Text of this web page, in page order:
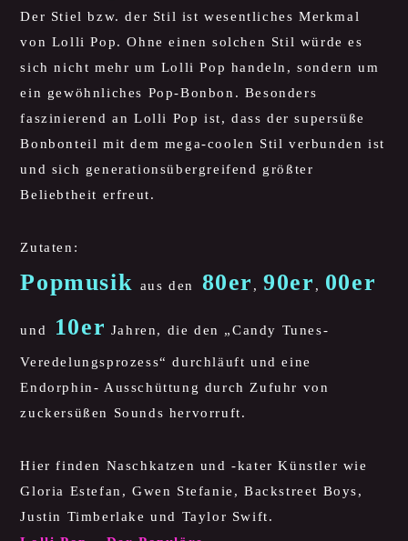
Der Stiel bzw. der Stil ist wesentliches Merkmal
von Lolli Pop. Ohne einen solchen Stil würde es
sich nicht mehr um Lolli Pop handeln, sondern um
ein gewöhnliches Pop-Bonbon. Besonders
faszinierend an Lolli Pop ist, dass der supersüße
Bonbonteil mit dem mega-coolen Stil verbunden ist
und sich generationsübergreifend größter
Beliebtheit erfreut.
Zutaten:
Popmusik aus den 80er ,90er , 00er
und 10er Jahren, die den „Candy Tunes-
Veredelungsprozess“ durchläuft und eine
Endorphin- Ausschüttung durch Zufuhr von
zuckersüßen Sounds hervorruft.
Hier finden Naschkatzen und -kater Künstler wie
Gloria Estefan, Gwen Stefanie, Backstreet Boys,
Justin Timberlake und Taylor Swift.